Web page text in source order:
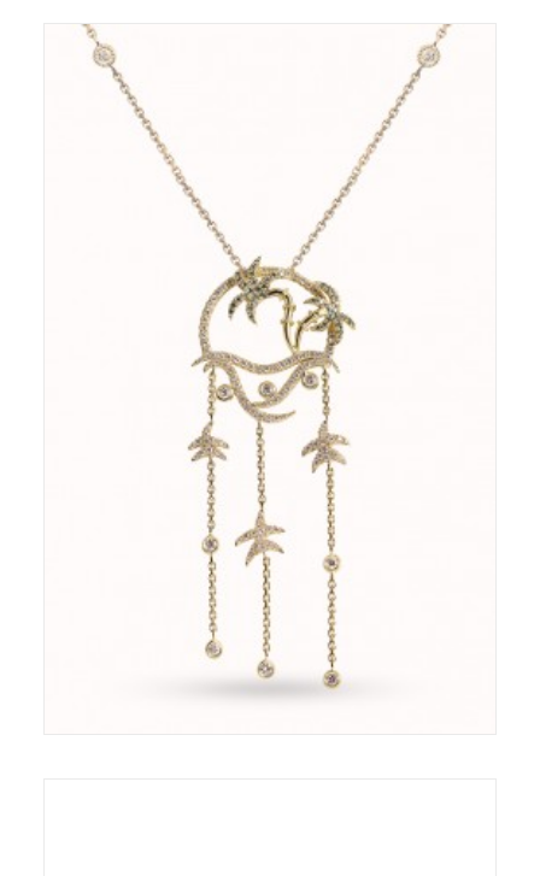
Pendentif - Or 18ct - Diamants